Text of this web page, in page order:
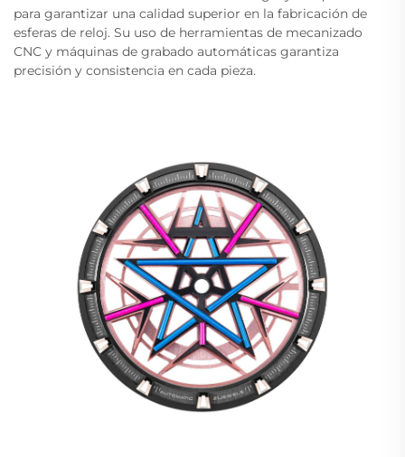
para garantizar una calidad superior en la fabricación de
esferas de reloj. Su uso de herramientas de mecanizado
CNC y máquinas de grabado automáticas garantiza
precisión y consistencia en cada pieza.